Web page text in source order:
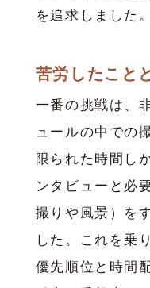
を追求しました。
苦労したこと
一番の挑戦は、
ュールの中での
限られた時間し
ンタビューと必
撮りや風景）を
した。これを乗
優先順位と時間